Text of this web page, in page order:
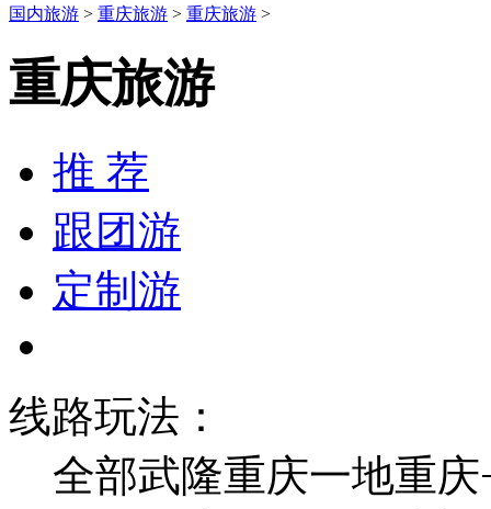
国内旅游 > 重庆旅游 > 重庆旅游 >
重庆旅游
推 荐
跟团游
定制游
线路玩法：
全部武隆重庆一地重庆